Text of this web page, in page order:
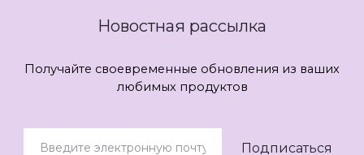
Новостная рассылка
Получайте своевременные обновления из ваших
любимых продуктов